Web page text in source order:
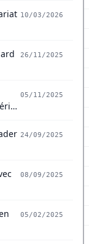
10/03/2026
26/11/2025
05/11/2025
24/09/2025
08/09/2025
05/02/2025